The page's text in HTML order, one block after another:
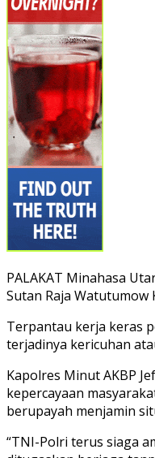
PALAKAT Minahasa
Sutan Raja Watutumow
Terpantau kerja keras
terjadinya kericuhan
Kapolres Minut AKBP
kepercayaan
berupayah menjamin
“TNI-Polri terus siaga